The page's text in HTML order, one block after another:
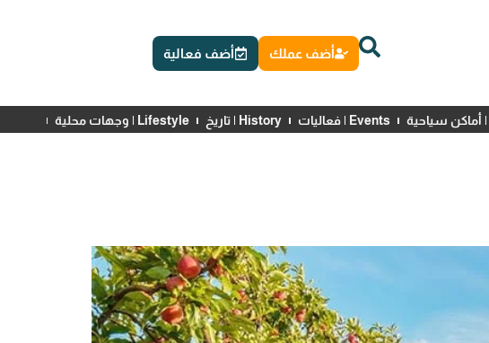
أضف عملك أضف فعالية
Events | فعاليات History | تاريخ Lifestyle | وجهات محلية